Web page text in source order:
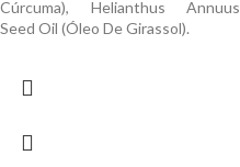
Cúrcuma), Helianthus Annuus
Seed Oil (Óleo De Girassol).